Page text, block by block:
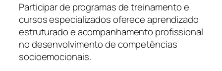
Participar de programas de treinamento e
cursos especializados oferece aprendizado
estruturado e acompanhamento profissional
no desenvolvimento de competências
socioemocionais.